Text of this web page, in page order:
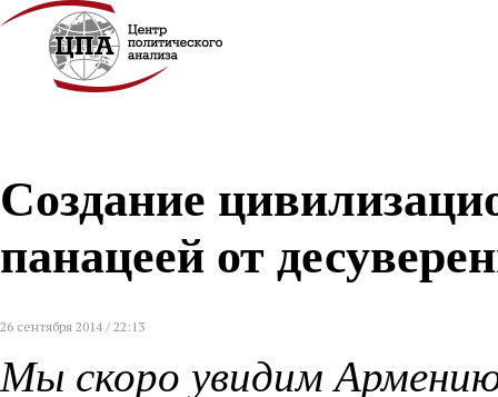
Создание
панацеей от
26 сентября 2014 / 22:13
Мы скоро увидим